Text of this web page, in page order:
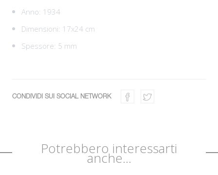
Anno: 1934
Dimensioni: 17x24 cm
Spessore: 5 mm
CONDIVIDI SUI SOCIAL NETWORK
Potrebbero interessarti
anche...